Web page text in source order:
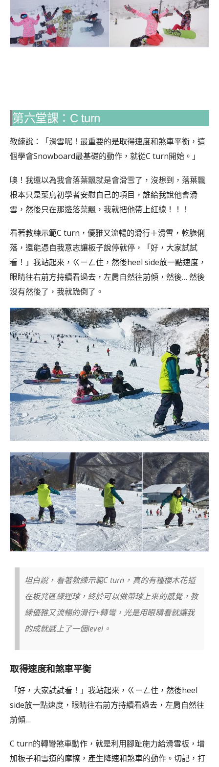
第六堂課：C turn
教練說：「滑雪呢！最重要的是取得速度和煞車平衡，這
個學會Snowboard最基礎的動作，就從C turn開始。」
噢！我還以為我會落葉飄就是會滑雪了，沒想到，落葉飄
根本只是菜鳥初學者安慰自己的項目，誰給我說他會滑
雪，然後只在那邊落葉飄，我就把他帶上紅線！！！
看著教練示範C turn，優雅又流暢的滑行＋滑雪，乾脆俐
落，還能憑自我意志讓板子說停就停，「好，大家試試
看！」我站起來，ㄍㄧㄥ住，然後heel side放一點速度，
眼睛往右前方持續看過去，左肩自然往前傾，然後… 然後
沒有然後了，我就跪倒了。
坦白說，看著教練示範C turn，真的有種櫻木花道
在板凳區練運球，終於可以做帶球上來的感覺，教
練優雅又流暢的滑行+轉彎，光是用眼睛看就讓我
的成就感上了一個level。
取得速度和煞車平衡
「好，大家試試看！」我站起來，ㄍㄧㄥ住，然後heel
side放一點速度，眼睛往右前方持續看過去，左肩自然往
前傾…
C turn的轉彎煞車動作，就是利用腳趾施力給滑雪板，增
加板子和雪道的摩擦，產生降速和煞車的動作。切記，打